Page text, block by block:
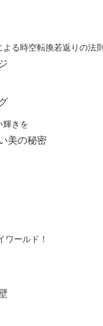
る時空転換若返りの法則
輝きを
美の秘密
ールド！